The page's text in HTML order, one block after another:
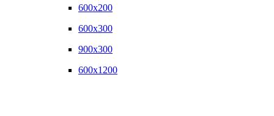
600x200
600x300
900x300
600x1200